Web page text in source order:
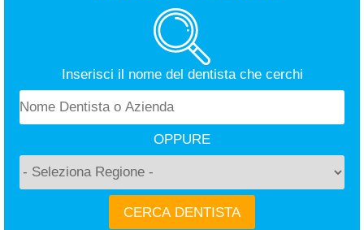
Inserisci il nome del dentista che cerchi
OPPURE